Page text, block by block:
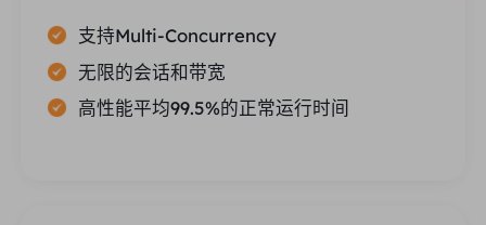
支持Multi-Concurrency
无限的会话和带宽
高性能平均99.5%的正常运行时间